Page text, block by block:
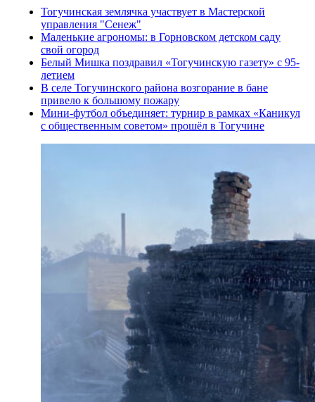
Тогучинская землячка участвует в Мастерской
управления "Сенеж"
Маленькие агрономы: в Горновском детском саду
свой огород
Белый Мишка поздравил «Тогучинскую газету» с 95-
летием
В селе Тогучинского района возгорание в бане
привело к большому пожару
Мини-футбол объединяет: турнир в рамках «Каникул
с общественным советом» прошёл в Тогучине